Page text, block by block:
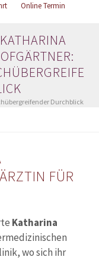
Online Termin
KATHARINA
Durchblick
FÜR
Katharina
wo sich ihr